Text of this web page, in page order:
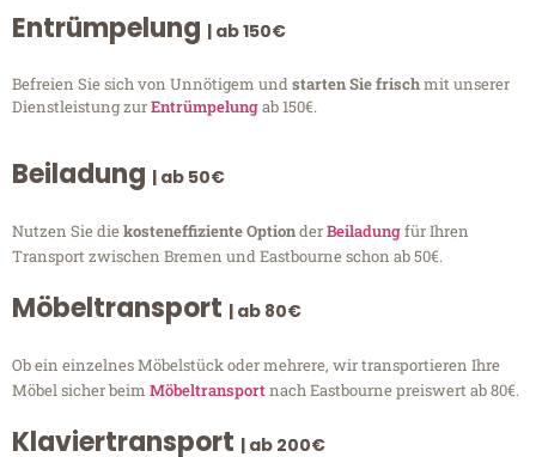
Entrümpelung | ab 150€
Befreien Sie sich von Unnötigem undstarten Sie frischmit unserer
Dienstleistung zurEntrümpelungab 150€.
Beiladung | ab 50€
Nutzen Sie diekosteneffiziente OptionderBeiladungfür Ihren
Transport zwischen Bremen und Eastbourne schon ab 50€.
Möbeltransport | ab 80€
Ob ein einzelnes Möbelstück oder mehrere, wir transportieren Ihre
Möbel sicher beim Möbeltransportnach Eastbourne preiswert ab 80€.
Klaviertransport | ab 200€